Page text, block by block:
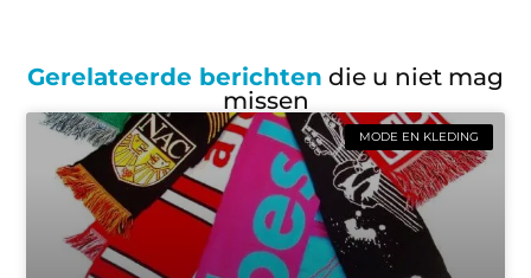
Gerelateerde berichten die u niet mag
missen
MODE EN KLEDING